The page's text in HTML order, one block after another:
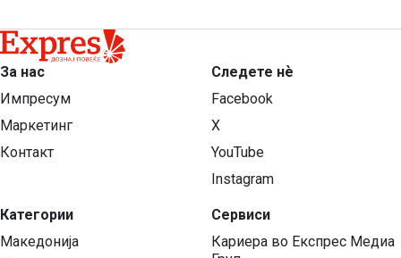
За нас
Импресум
Маркетинг
Контакт
Категории
Македонија
Следете нѐ
Facebook
X
YouTube
Instagram
Сервиси
Кариера во Експрес Медиа